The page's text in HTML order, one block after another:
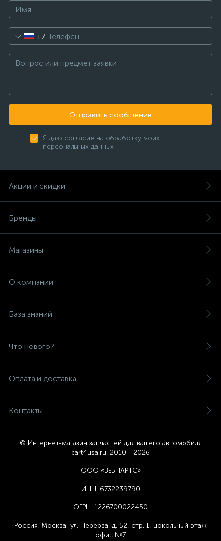
+7
Отправить сообщение
Я даю согласие на обработку моих
персональных данных
Акции и скидки
Бренды
Магазины
О компании
База знаний
Что нового?
Оплата и доставка
Контакты
© Интернет-магазин запчастей для вашего автомобиля
part4usa.ru, 2010 - 2026
ООО «ВЕБПАРТС»
ИНН: 6732239790
ОГРН: 1226700022450
Россия, Москва, ул. Перерва, д. 52, стр. 1, цокольный этаж
офис №7